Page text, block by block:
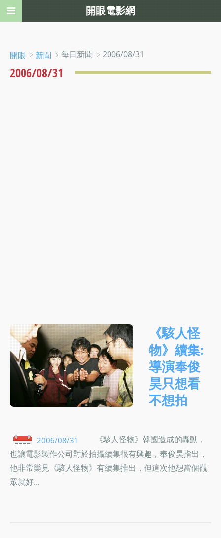
開眼 ﹥ 新聞 ﹥每日新聞 ﹥2006/08/31
2006/08/31
《駭人怪
物》續集:
導演奉俊
昊只想看
不想拍
2006/08/31
《駭人怪物》韓國造成的轟動，
也讓電影製作公司對於拍攝續集很有興趣，奉俊昊指出，
他非常樂見《駭人怪物》有續集推出，但這次他想當個觀
眾就好...
開眼電影網